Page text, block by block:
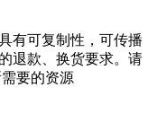
有可复制性，可传播
退款、换货要求。请
要的资源